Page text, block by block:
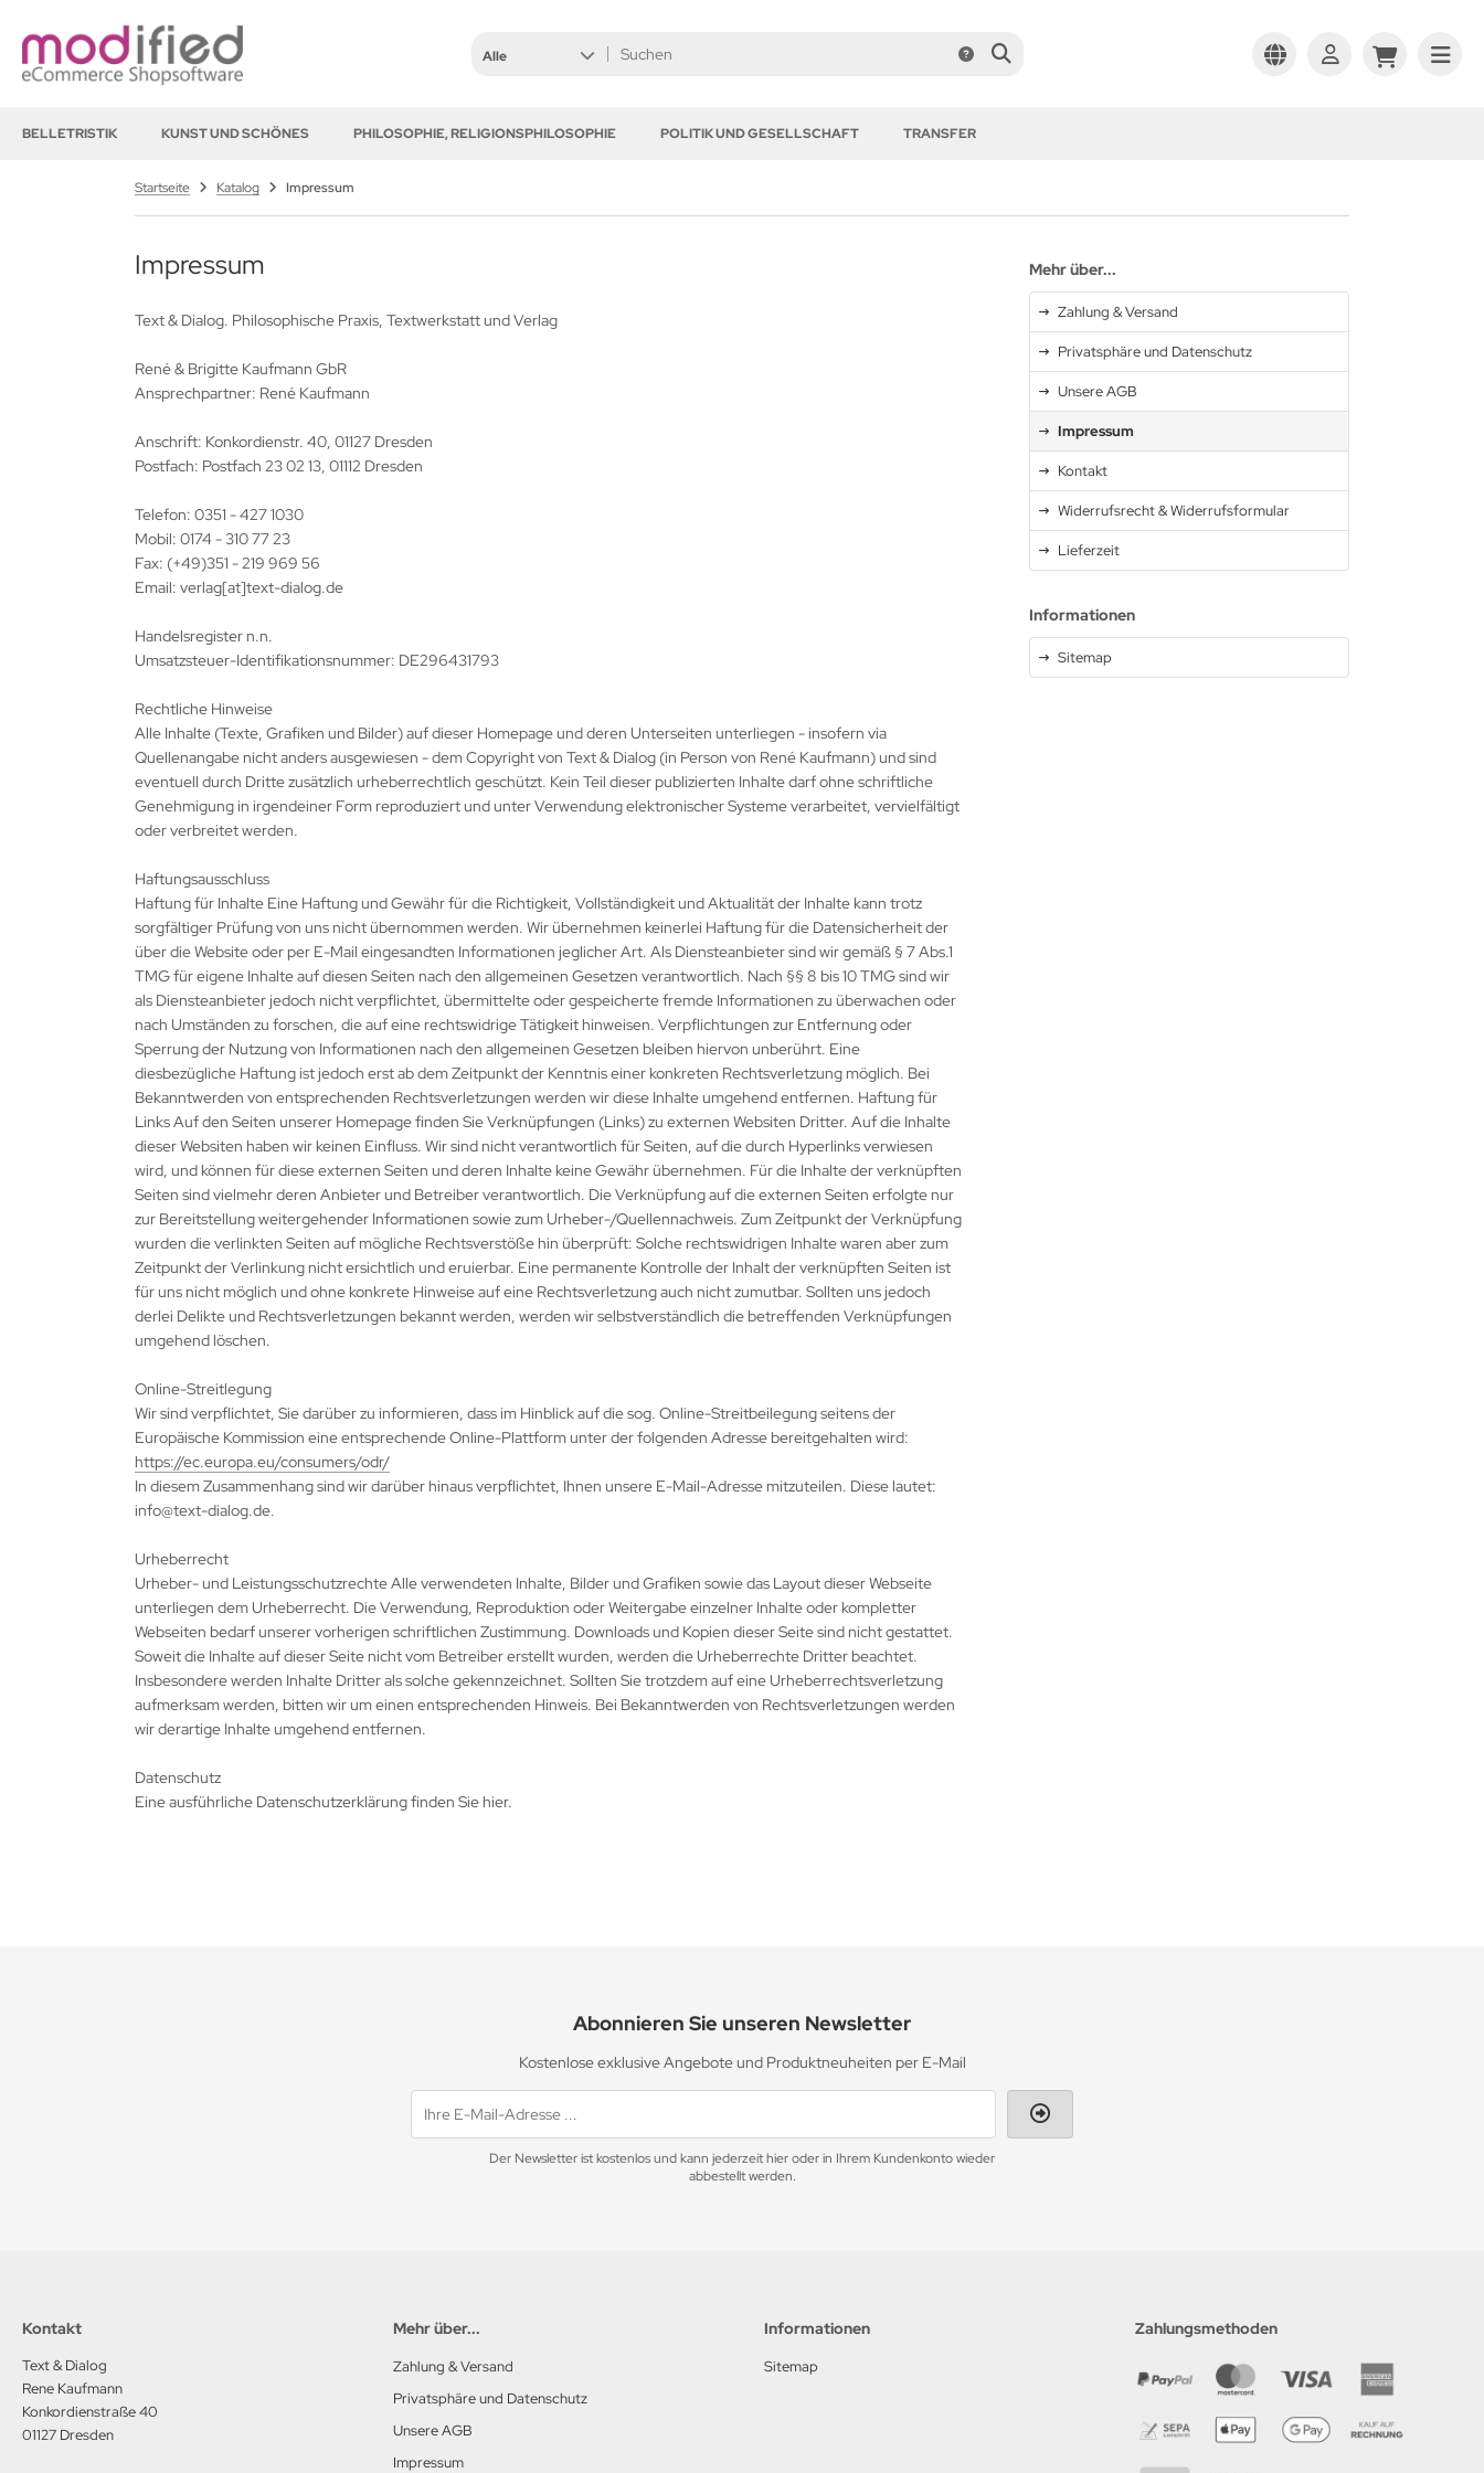
Alle
BELLETRISTIK KUNST UND SCHÖNES PHILOSOPHIE, RELIGIONSPHILOSOPHIE POLITIK UND GESELLSCHAFT TRANSFER
Startseite Katalog Impressum
Impressum
Text & Dialog. Philosophische Praxis, Textwerkstatt und Verlag
René & Brigitte Kaufmann GbR
Ansprechpartner: René Kaufmann
Anschrift: Konkordienstr. 40, 01127 Dresden
Postfach: Postfach 23 02 13, 01112 Dresden
Telefon: 0351 - 427 1030
Mobil: 0174 - 310 77 23
Fax: (+49)351 - 219 969 56
Email: verlag[at]text-dialog.de
Handelsregister n.n.
Umsatzsteuer-Identifikationsnummer: DE296431793
Rechtliche Hinweise
Alle Inhalte (Texte, Grafiken und Bilder) auf dieser Homepage und deren Unterseiten unterliegen - insofern via
Quellenangabe nicht anders ausgewiesen - dem Copyright von Text & Dialog (in Person von René Kaufmann) und sind
eventuell durch Dritte zusätzlich urheberrechtlich geschützt. Kein Teil dieser publizierten Inhalte darf ohne schriftliche
Genehmigung in irgendeiner Form reproduziert und unter Verwendung elektronischer Systeme verarbeitet, vervielfältigt
oder verbreitet werden.
Haftungsausschluss
Haftung für Inhalte Eine Haftung und Gewähr für die Richtigkeit, Vollständigkeit und Aktualität der Inhalte kann trotz
sorgfältiger Prüfung von uns nicht übernommen werden. Wir übernehmen keinerlei Haftung für die Datensicherheit der
über die Website oder per E-Mail eingesandten Informationen jeglicher Art. Als Diensteanbieter sind wir gemäß § 7 Abs.1
TMG für eigene Inhalte auf diesen Seiten nach den allgemeinen Gesetzen verantwortlich. Nach §§ 8 bis 10 TMG sind wir
als Diensteanbieter jedoch nicht verpflichtet, übermittelte oder gespeicherte fremde Informationen zu überwachen oder
nach Umständen zu forschen, die auf eine rechtswidrige Tätigkeit hinweisen. Verpflichtungen zur Entfernung oder
Sperrung der Nutzung von Informationen nach den allgemeinen Gesetzen bleiben hiervon unberührt. Eine
diesbezügliche Haftung ist jedoch erst ab dem Zeitpunkt der Kenntnis einer konkreten Rechtsverletzung möglich. Bei
Bekanntwerden von entsprechenden Rechtsverletzungen werden wir diese Inhalte umgehend entfernen. Haftung für
Links Auf den Seiten unserer Homepage finden Sie Verknüpfungen (Links) zu externen Websiten Dritter. Auf die Inhalte
dieser Websiten haben wir keinen Einfluss. Wir sind nicht verantwortlich für Seiten, auf die durch Hyperlinks verwiesen
wird, und können für diese externen Seiten und deren Inhalte keine Gewähr übernehmen. Für die Inhalte der verknüpften
Seiten sind vielmehr deren Anbieter und Betreiber verantwortlich. Die Verknüpfung auf die externen Seiten erfolgte nur
zur Bereitstellung weitergehender Informationen sowie zum Urheber-/Quellennachweis. Zum Zeitpunkt der Verknüpfung
wurden die verlinkten Seiten auf mögliche Rechtsverstöße hin überprüft: Solche rechtswidrigen Inhalte waren aber zum
Zeitpunkt der Verlinkung nicht ersichtlich und eruierbar. Eine permanente Kontrolle der Inhalt der verknüpften Seiten ist
für uns nicht möglich und ohne konkrete Hinweise auf eine Rechtsverletzung auch nicht zumutbar. Sollten uns jedoch
derlei Delikte und Rechtsverletzungen bekannt werden, werden wir selbstverständlich die betreffenden Verknüpfungen
umgehend löschen.
Online-Streitlegung
Wir sind verpflichtet, Sie darüber zu informieren, dass im Hinblick auf die sog. Online-Streitbeilegung seitens der
Europäische Kommission eine entsprechende Online-Plattform unter der folgenden Adresse bereitgehalten wird:
https://ec.europa.eu/consumers/odr/
In diesem Zusammenhang sind wir darüber hinaus verpflichtet, Ihnen unsere E-Mail-Adresse mitzuteilen. Diese lautet:
info@text-dialog.de.
Urheberrecht
Urheber- und Leistungsschutzrechte Alle verwendeten Inhalte, Bilder und Grafiken sowie das Layout dieser Webseite
unterliegen dem Urheberrecht. Die Verwendung, Reproduktion oder Weitergabe einzelner Inhalte oder kompletter
Webseiten bedarf unserer vorherigen schriftlichen Zustimmung. Downloads und Kopien dieser Seite sind nicht gestattet.
Soweit die Inhalte auf dieser Seite nicht vom Betreiber erstellt wurden, werden die Urheberrechte Dritter beachtet.
Insbesondere werden Inhalte Dritter als solche gekennzeichnet. Sollten Sie trotzdem auf eine Urheberrechtsverletzung
aufmerksam werden, bitten wir um einen entsprechenden Hinweis. Bei Bekanntwerden von Rechtsverletzungen werden
wir derartige Inhalte umgehend entfernen.
Datenschutz
Eine ausführliche Datenschutzerklärung finden Sie hier.
Mehr über...
Zahlung & Versand
Privatsphäre und Datenschutz
Unsere AGB
Impressum
Kontakt
Widerrufsrecht & Widerrufsformular
Lieferzeit
Informationen
Sitemap
Abonnieren Sie unseren Newsletter
Kostenlose exklusive Angebote und Produktneuheiten per E-Mail
Der Newsletter ist kostenlos und kann jederzeit hier oder in Ihrem Kundenkonto wieder
abbestellt werden.
Kontakt
Text & Dialog
Rene Kaufmann
Konkordienstraße 40
01127 Dresden
Mehr über...
Zahlung & Versand
Privatsphäre und Datenschutz
Unsere AGB
Impressum
Informationen
Sitemap
Zahlungsmethoden